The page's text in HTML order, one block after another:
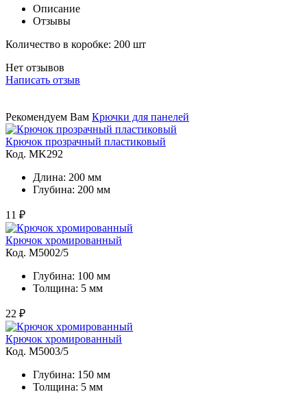
Описание
Отзывы
Количество в коробке: 200 шт
Нет отзывов
Написать отзыв
Рекомендуем Вам Крючки для панелей
Крючок прозрачный пластиковый
Код. MK292
Длина: 200 мм
Глубина: 200 мм
11 ₽
Крючок хромированный
Код. M5002/5
Глубина: 100 мм
Толщина: 5 мм
22 ₽
Крючок хромированный
Код. M5003/5
Глубина: 150 мм
Толщина: 5 мм